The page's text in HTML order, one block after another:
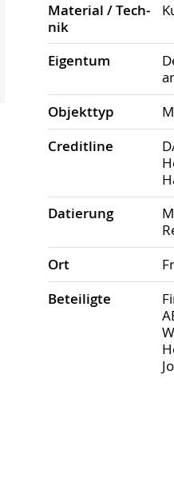
Material / Tech­
nik
Eigen­tum
Objekt­typ
Credit­line
Datierung
Ort
Beteiligte